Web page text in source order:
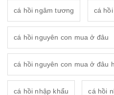
cá hồi ngâm tương cá
cá hồi nguyên con mua ở đâu
cá hồi nguyên con mua ở đâu
cá hồi nhập khẩu cá hồi